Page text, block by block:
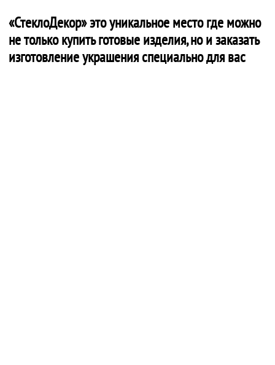
«СтеклоДекор» это уникальное место где можно
не только купить готовые изделия, но и заказать
изготовление украшения специально для вас